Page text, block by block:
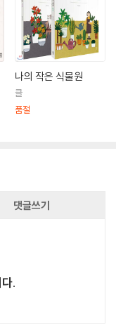
나의 작은 식물원
클
품절
댓글쓰기
.